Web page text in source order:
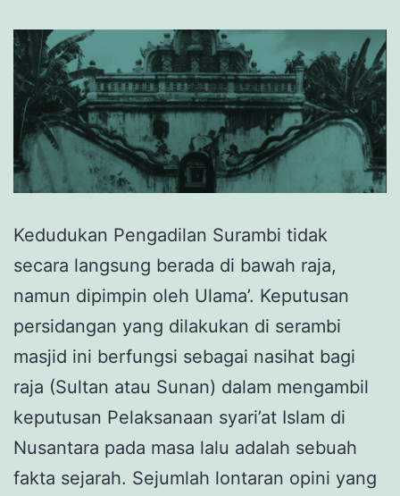
Kedudukan Pengadilan Surambi tidak
secara langsung berada di bawah raja,
namun dipimpin oleh Ulama’. Keputusan
persidangan yang dilakukan di serambi
masjid ini berfungsi sebagai nasihat bagi
raja (Sultan atau Sunan) dalam mengambil
keputusan Pelaksanaan syari’at Islam di
Nusantara pada masa lalu adalah sebuah
fakta sejarah. Sejumlah lontaran opini yang